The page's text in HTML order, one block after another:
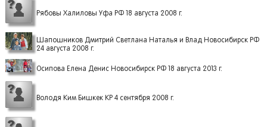
Рябовы Халиловы Уфа РФ 18 августа 2008 г.
Шапошников Дмитрий Светлана Наталья и Влад Новосибирск РФ
24 августа 2008 г.
Осипова Елена Денис Новосибирск РФ 18 августа 2013 г.
Володя Ким Бишкек КР 4 сентября 2008 г.